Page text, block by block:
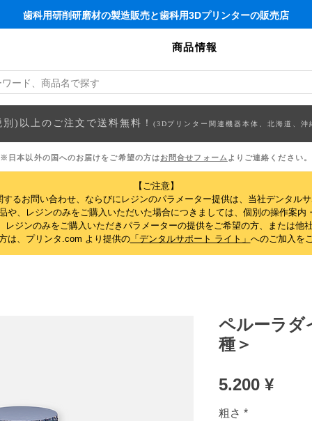
商品情報
歯科用研削研磨材の製造販売と歯科用3Dプリンターの販売店
)以上のご注文で送料無料！ (3Dプリンター関連機器本体、北海道、沖
※日本以外の国へのお届けをご希望の方はお問合せフォームよりご連絡ください。
【ご注意】
るお問い合わせ、ならびにレジンのパラメーター提供は、当社デンタル
や、レジンのみをご購入いただいた場合につきましては、個別の操作案
ジンのみをご購入いただきパラメーターの提供をご希望の方、または他
は、プリンタ.com より提供の「デンタルサポート ライト」 へのご加入を
ペルーラダ
種＞
5.200 ¥Preis
粗さ *